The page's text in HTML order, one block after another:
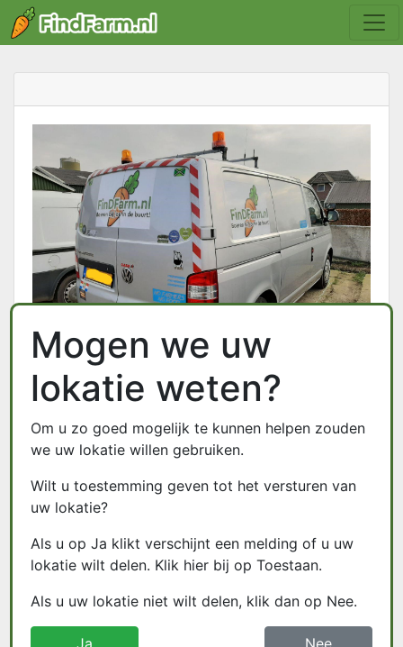
Hoofdsponsoren
Jouw logo hier?
Neem contact met ons op!
Over FindFarm.nl
Foodtaxi
Mogen we uw
lokatie weten?
Om u zo goed mogelijk te kunnen helpen zouden
we uw lokatie willen gebruiken.
Wilt u toestemming geven tot het versturen van
uw lokatie?
Als u op Ja klikt verschijnt een melding of u uw
lokatie wilt delen. Klik hier bij op Toestaan.
Als u uw lokatie niet wilt delen, klik dan op Nee.
Ja Nee